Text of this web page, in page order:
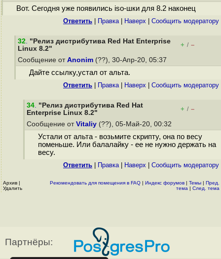
Вот. Сегодня уже появились iso-шки для 8.2 наконец
Ответить Правка| Наверх Cообщить модератору
32. "Релиз дистрибутива Red Hat Enterprise
Linux 8.2"
+ / –
Сообщение от Anonim (??), 30-Апр-20, 05:37
Дайте ссылку,устал от альта.
Ответить Правка| Наверх Cообщить модератору
34. "Релиз дистрибутива Red Hat
Enterprise Linux 8.2"
+ / –
Сообщение от Vitaliy (??), 05-Май-20, 00:32
Устали от альта - возьмите скрипту, она по весу
поменьше. Или балалайку - ее не нужно держать на
весу.
Ответить Правка| Наверх Cообщить модератору
Архив |
Удалить
Рекомендовать для помещения в FAQ | Индекс форумов | Темы | Пред.
тема | След. тема
Партнёры: